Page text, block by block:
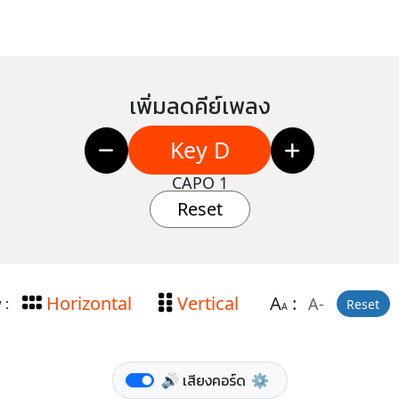
เพิ่มลดคีย์เพลง
Key D
CAPO 1
Reset
: Horizontal Vertical AA: A- Reset
🔊 เสียงคอร์ด ⚙️